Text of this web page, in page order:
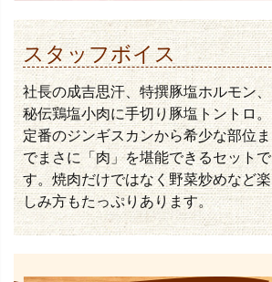
スタッフボイス
社長の成吉思汗、特撰豚塩ホルモン、
秘伝鶏塩小肉に手切り豚塩トントロ。
定番のジンギスカンから希少な部位ま
でまさに「肉」を堪能できるセットで
す。焼肉だけではなく野菜炒めなど楽
しみ方もたっぷりあります。